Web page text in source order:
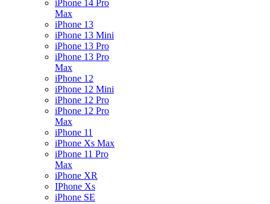
iPhone 14 Pro
Max
iPhone 13
iPhone 13 Mini
iPhone 13 Pro
iPhone 13 Pro
Max
iPhone 12
iPhone 12 Mini
iPhone 12 Pro
iPhone 12 Pro
Max
iPhone 11
iPhone Xs Max
iPhone 11 Pro
Max
iPhone XR
IPhone Xs
iPhone SE